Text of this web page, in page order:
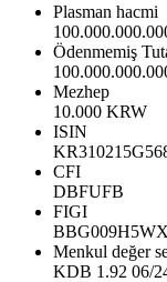
Plasman hacmi
Ödenmemiş
Mezhep
10.000 KRW
ISIN
CFI
DBFUFB
FIGI
Menkul değer
KDB 1.92 06/